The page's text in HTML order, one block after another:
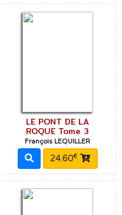
LE PONT DE LA
ROQUE Tome 3
François LEQUILLER
24.60€